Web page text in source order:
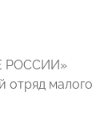
РОССИИ»
отряд малого